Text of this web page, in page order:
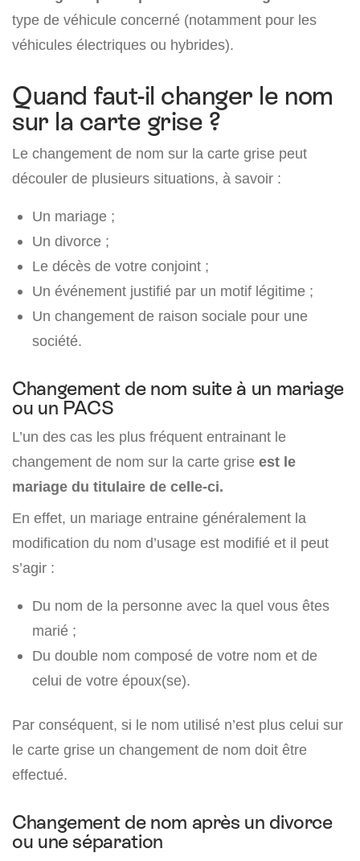
type de véhicule concerné (notamment pour les
véhicules électriques ou hybrides).
Quand faut-il changer le nom
sur la carte grise ?
Le changement de nom sur la carte grise peut
découler de plusieurs situations, à savoir :
Un mariage ;
Un divorce ;
Le décès de votre conjoint ;
Un événement justifié par un motif légitime ;
Un changement de raison sociale pour une
société.
Changement de nom suite à un mariage
ou un PACS
L’un des cas les plus fréquent entrainant le
changement de nom sur la carte grise est le
mariage du titulaire de celle-ci.
En effet, un mariage entraine généralement la
modification du nom d’usage est modifié et il peut
s’agir :
Du nom de la personne avec la quel vous êtes
marié ;
Du double nom composé de votre nom et de
celui de votre époux(se).
Par conséquent, si le nom utilisé n’est plus celui sur
le carte grise un changement de nom doit être
effectué.
Changement de nom après un divorce
ou une séparation